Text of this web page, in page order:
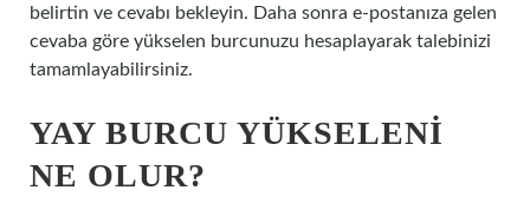
belirtin ve cevabı bekleyin. Daha sonra e-postanıza gelen
cevaba göre yükselen burcunuzu hesaplayarak talebinizi
tamamlayabilirsiniz.
YAY BURCU YÜKSELENI
NE OLUR?